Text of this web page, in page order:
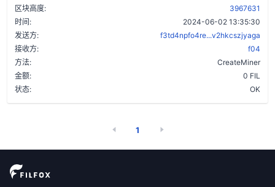
区块高度:
3967631
时间:
2024-06-02 13:35:30
发送方:
f3td4npfo4re...v2hkcszjyaga
接收方:
f04
方法:
CreateMiner
金额:
0 FIL
状态:
OK
1